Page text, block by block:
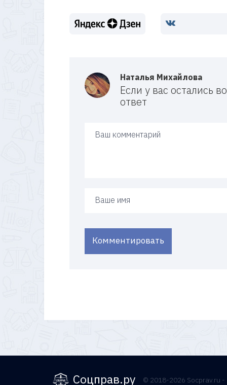
Наталья Михайлова
Если у вас остались
ответ
Комментировать
Соцправ.ру © 2018-2026 Socprav.ru